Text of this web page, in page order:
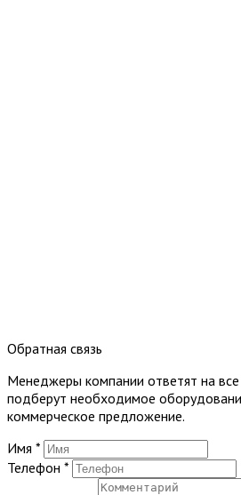
Обратная связь
Менеджеры компании ответят на
подберут необходимое
коммерческое предложение.
Имя *
Телефон *